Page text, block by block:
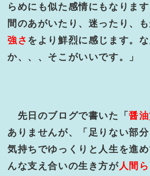
らめにも似た感情にもなりま
間のあがいたり、迷ったり、も
強さ をより鮮烈に感じます。な
か、、、そこがいいです。」
先日のブログで書いた「醤
ありませんが、「足りない部分
気持ちでゆっくりと人生を進
んな支え合いの生き方が人間